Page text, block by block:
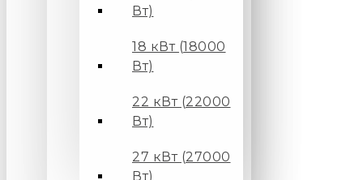
Вт)
18 кВт (18000
Вт)
22 кВт (22000
Вт)
27 кВт (27000
Вт)